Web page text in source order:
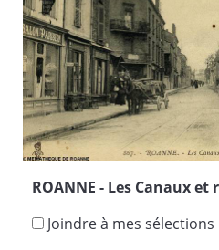
ROANNE - Les Canaux
Joindre à mes sélections